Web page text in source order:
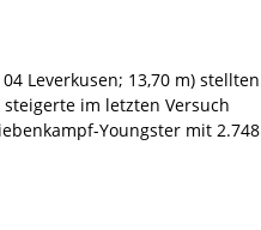
Leverkusen; 13,70 m) stellten
im letzten Versuch
Youngster mit 2.748